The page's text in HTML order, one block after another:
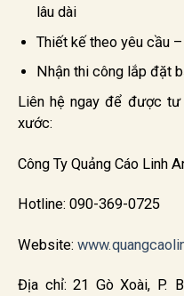
lâu dài
Thiết kế theo yêu cầu
Nhận thi công lắp đặt
Liên hệ ngay để được
xước:
Công Ty Quảng Cáo Linh
Hotline: 090-369-0725
Website:
Địa chỉ: 21 Gò Xoài, P.